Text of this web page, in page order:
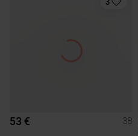
53 € 38